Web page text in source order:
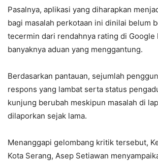
‎Pasalnya, aplikasi yang diharapkan
bagi masalah perkotaan ini dinilai belum
tecermin dari rendahnya rating di Google
banyaknya aduan yang menggantung.
‎Berdasarkan pantauan, sejumlah
respons yang lambat serta status
kunjung berubah meskipun masalah di
dilaporkan sejak lama.
‎Menanggapi gelombang kritik tersebut,
Kota Serang, Asep Setiawan